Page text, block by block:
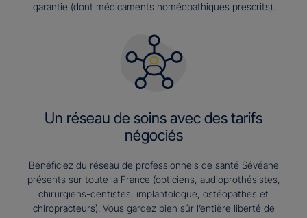
garantie (dont médicaments homéopathiques prescrits).
Un réseau de soins avec des tarifs
négociés
Bénéficiez du réseau de professionnels de santé Sévéane
présents sur toute la France (opticiens, audioprothésistes,
chirurgiens-dentistes, implantologue, ostéopathes et
chiropracteurs). Vous gardez bien sûr l’entière liberté de